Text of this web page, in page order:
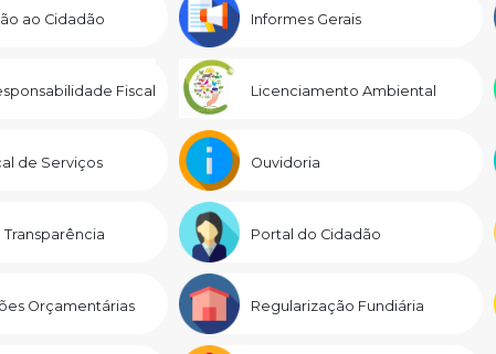
ao Cidadão Informes Gerais
Fiscal Licenciamento Ambiental
de Serviços Ouvidoria
Transparência Portal do Cidadão
Orçamentárias Regularização Fundiária